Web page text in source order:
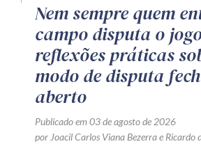
Nem sempre quem
campo disputa o
reflexões práticas
modo de disputa
aberto
Publicado em 03 de agosto de 2026
por Joacil Carlos Viana Bezerrae Ricardo